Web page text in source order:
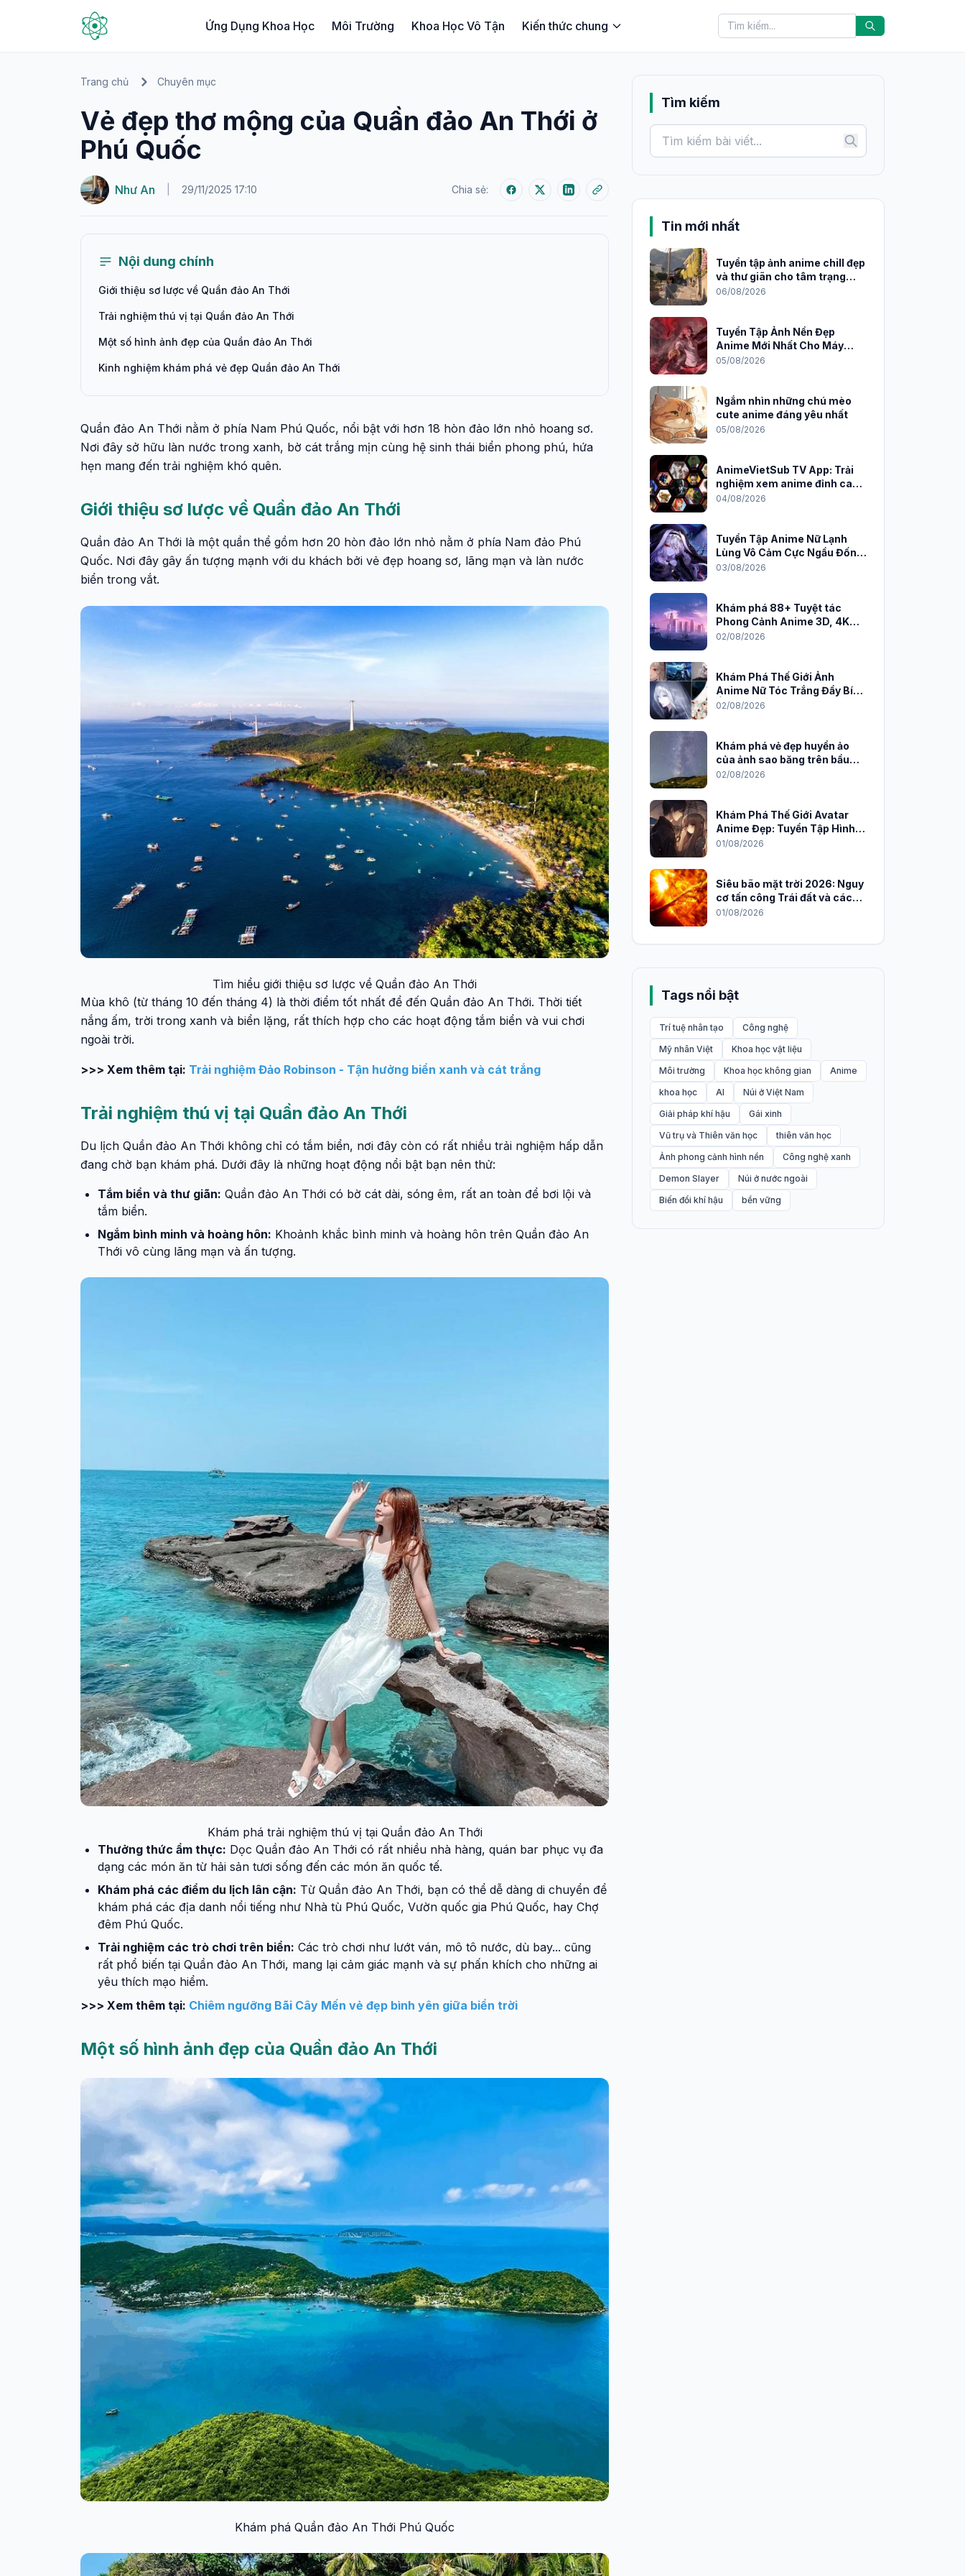
Ứng Dụng Khoa Học Môi Trường Khoa Học Vô Tận Kiến thức chung
Trang chủ Chuyên mục
Vẻ đẹp thơ mộng của Quần đảo An Thới ở
Phú Quốc
Như An 29/11/2025 17:10 Chia sẻ:
Nội dung chính
Giới thiệu sơ lược về Quần đảo An Thới
Trải nghiệm thú vị tại Quần đảo An Thới
Một số hình ảnh đẹp của Quần đảo An Thới
Kinh nghiệm khám phá vẻ đẹp Quần đảo An Thới
Quần đảo An Thới nằm ở phía Nam Phú Quốc, nổi bật với hơn 18 hòn đảo lớn nhỏ hoang sơ.
Nơi đây sở hữu làn nước trong xanh, bờ cát trắng mịn cùng hệ sinh thái biển phong phú, hứa
hẹn mang đến trải nghiệm khó quên.
Giới thiệu sơ lược về Quần đảo An Thới
Quần đảo An Thới là một quần thể gồm hơn 20 hòn đảo lớn nhỏ nằm ở phía Nam đảo Phú
Quốc. Nơi đây gây ấn tượng mạnh với du khách bởi vẻ đẹp hoang sơ, lãng mạn và làn nước
biển trong vắt.
Tìm hiểu giới thiệu sơ lược về Quần đảo An Thới
Mùa khô (từ tháng 10 đến tháng 4) là thời điểm tốt nhất để đến Quần đảo An Thới. Thời tiết
nắng ấm, trời trong xanh và biển lặng, rất thích hợp cho các hoạt động tắm biển và vui chơi
ngoài trời.
>>> Xem thêm tại: Trải nghiệm Đảo Robinson - Tận hưởng biển xanh và cát trắng
Trải nghiệm thú vị tại Quần đảo An Thới
Du lịch Quần đảo An Thới không chỉ có tắm biển, nơi đây còn có rất nhiều trải nghiệm hấp dẫn
đang chờ bạn khám phá. Dưới đây là những hoạt động nổi bật bạn nên thử:
Tắm biển và thư giãn: Quần đảo An Thới có bờ cát dài, sóng êm, rất an toàn để bơi lội và
tắm biển.
Ngắm bình minh và hoàng hôn: Khoảnh khắc bình minh và hoàng hôn trên Quần đảo An
Thới vô cùng lãng mạn và ấn tượng.
Khám phá trải nghiệm thú vị tại Quần đảo An Thới
Thưởng thức ẩm thực: Dọc Quần đảo An Thới có rất nhiều nhà hàng, quán bar phục vụ đa
dạng các món ăn từ hải sản tươi sống đến các món ăn quốc tế.
Khám phá các điểm du lịch lân cận: Từ Quần đảo An Thới, bạn có thể dễ dàng di chuyển để
khám phá các địa danh nổi tiếng như Nhà tù Phú Quốc, Vườn quốc gia Phú Quốc, hay Chợ
đêm Phú Quốc.
Trải nghiệm các trò chơi trên biển: Các trò chơi như lướt ván, mô tô nước, dù bay... cũng
rất phổ biến tại Quần đảo An Thới, mang lại cảm giác mạnh và sự phấn khích cho những ai
yêu thích mạo hiểm.
>>> Xem thêm tại: Chiêm ngưỡng Bãi Cây Mến vẻ đẹp bình yên giữa biển trời
Một số hình ảnh đẹp của Quần đảo An Thới
Khám phá Quần đảo An Thới Phú Quốc
Tìm kiếm
Tin mới nhất
Tuyển tập ảnh anime chill đẹp
và thư giãn cho tâm trạng
2026
06/08/2026
Tuyển Tập Ảnh Nền Đẹp
Anime Mới Nhất Cho Máy
Tính 2026
05/08/2026
Ngắm nhìn những chú mèo
cute anime đáng yêu nhất
05/08/2026
AnimeVietSub TV App: Trải
nghiệm xem anime đỉnh cao
trên PC
04/08/2026
Tuyển Tập Anime Nữ Lạnh
Lùng Vô Cảm Cực Ngầu Đốn
Tim Fan
03/08/2026
Khám phá 88+ Tuyệt tác
Phong Cảnh Anime 3D, 4K
Sắc Nét
02/08/2026
Khám Phá Thế Giới Ảnh
Anime Nữ Tóc Trắng Đầy Bí
Ẩn và Quyến Rũ
02/08/2026
Khám phá vẻ đẹp huyền ảo
của ảnh sao băng trên bầu
trời đêm
02/08/2026
Khám Phá Thế Giới Avatar
Anime Đẹp: Tuyển Tập Hình
Nền Độc Đáo Cho Năm 2026
01/08/2026
Siêu bão mặt trời 2026: Nguy
cơ tấn công Trái đất và cách
phòng chống
01/08/2026
Tags nổi bật
Trí tuệ nhân tạo
Công nghệ
Mỹ nhân Việt
Khoa học vật liệu
Môi trường
Khoa học không gian
Anime
khoa học
AI
Núi ở Việt Nam
Giải pháp khí hậu
Gái xinh
Vũ trụ và Thiên văn học
thiên văn học
Ảnh phong cảnh hình nền
Công nghệ xanh
Demon Slayer
Núi ở nước ngoài
Biến đổi khí hậu
bền vững